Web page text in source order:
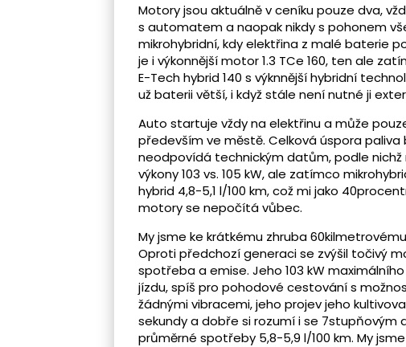
Motory jsou aktuálně v ceníku pouze dva,
s automatem a naopak nikdy s pohonem
mikrohybridní, kdy elektřina z malé baterie
je i výkonnější motor 1.3 TCe 160, ten ale
E-Tech hybrid 140 s výknnější hybridní
už baterii větší, i když stále není nutné ji
Auto startuje vždy na elektřinu a může
především ve městě. Celková úspora paliva
neodpovídá technickým datům, podle
výkony 103 vs. 105 kW, ale zatímco
hybrid 4,8-5,1 l/100 km, což mi jako
motory se nepočítá vůbec.
My jsme ke krátkému zhruba
Oproti předchozí generaci se zvýšil točivý
spotřeba a emise. Jeho 103 kW
jízdu, spíš pro pohodové cestování s
žádnými vibracemi, jeho projev jeho
sekundy a dobře si rozumí i se 7stupňovým
průměrné spotřeby 5,8-5,9 l/100 km. My